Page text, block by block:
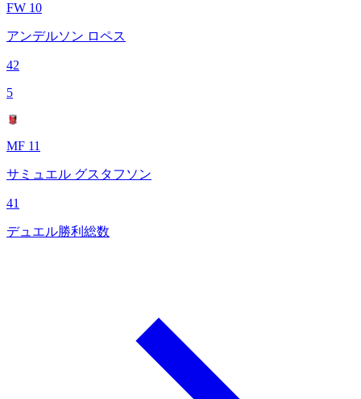
FW 10
アンデルソン ロペス
42
5
MF 11
サミュエル グスタフソン
41
デュエル勝利総数